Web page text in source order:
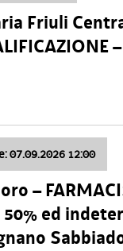
Friuli
07.09.2026 12:00
–
50% ed